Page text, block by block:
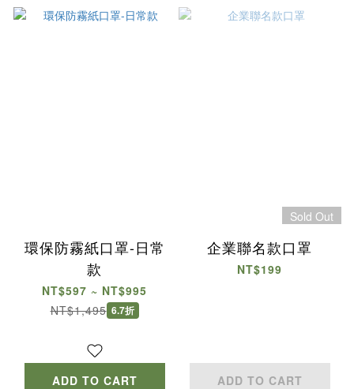
環保防霧紙口罩-日常
款
NT$597 ~ NT$995
NT$1,495 6.7折
ADD TO CART
Sold Out
企業聯名款口罩
NT$199
ADD TO CART